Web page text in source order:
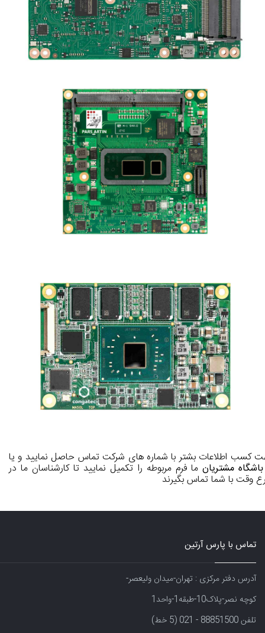
کسب اطلاعات بشتر با شماره های شرکت تماس حاصل نمایید و یا
باشگاه مشتریان ما فرم مربوطه را تکمیل نمایید تا کارشناسان ما در
وقت با شما تماس بگیرند
تماس با پارس آرتین
آدرس دفتر مرکزی : تهران-میدان ولیعصر-
کوچه نصر-پلاک10-طبقه1-واحد1
تلفن 88851500 - 021 (5 خط)